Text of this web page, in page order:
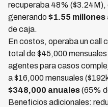
recuperaba 48%
generando $1.55
de caja.
En costos, operaba un call
total de $45,000
agentes para casos
a $16,000 mensuales
$348,000 anuales(65%
Beneficios adicionales: